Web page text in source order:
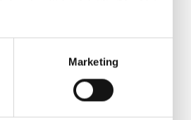
Marketing